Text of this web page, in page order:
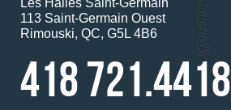
Les Halles Saint-Germain
113 Saint-Germain Ouest
Rimouski, QC, G5L 4B6
418 721.4418